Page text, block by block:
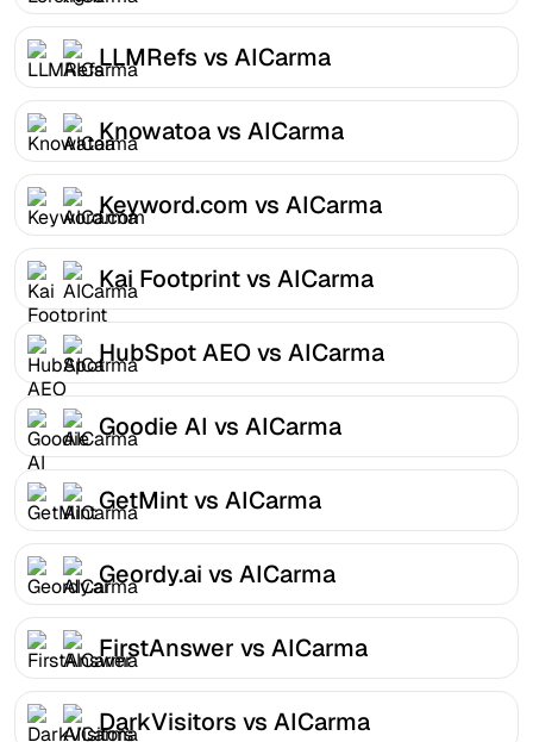
LLMRefs vs AICarma
Knowatoa vs AICarma
Keyword.com vs AICarma
Kai Footprint vs AICarma
HubSpot AEO vs AICarma
Goodie AI vs AICarma
GetMint vs AICarma
Geordy.ai vs AICarma
FirstAnswer vs AICarma
DarkVisitors vs AICarma